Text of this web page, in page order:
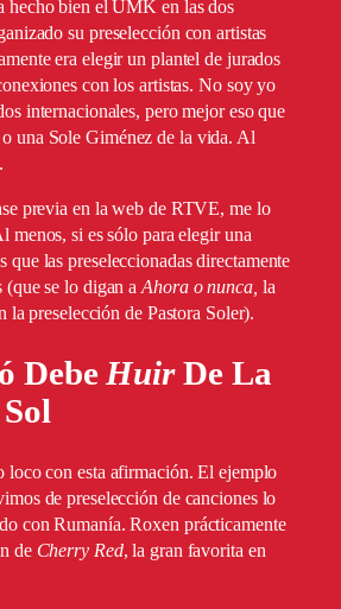
hecho bien el UMK en las dos
su preselección con artistas
era elegir un plantel de jurados
con los artistas. No soy yo
internacionales, pero mejor eso que
una Sole Giménez de la vida. Al
previa en la web de RTVE, me lo
menos, si es sólo para elegir una
que las preseleccionadas directamente
(que se lo digan aAhora o nunca, la
la preselección de Pastora Soler).
DebeHuirDe La
loco con esta afirmación. El ejemplo
de preselección de canciones lo
con Rumanía. Roxen prácticamente
de Cherry Red, la gran favorita en